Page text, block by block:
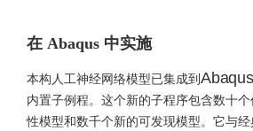
在 Abaqus 中实施
本构人工神经网络模型已集成到Abaqus
内置子例程。这个新的子程序包含数十
性模型和数千个新的可发现模型。它与